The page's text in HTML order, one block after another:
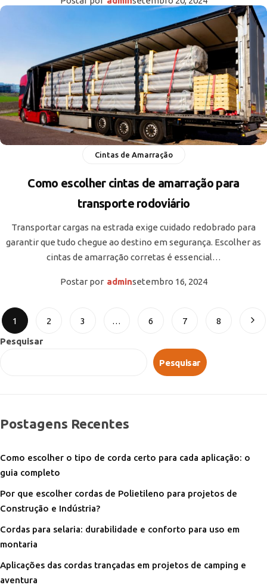
Cintas de Amarração
Como escolher cintas de amarração para
transporte rodoviário
Transportar cargas na estrada exige cuidado redobrado para
garantir que tudo chegue ao destino em segurança. Escolher as
cintas de amarração corretas é essencial…
Postar por adminsetembro 16, 2024
1 2 3 … 6 7 8
Pesquisar
Pesquisar
Postagens Recentes
Como escolher o tipo de corda certo para cada aplicação: o
guia completo
Por que escolher cordas de Polietileno para projetos de
Construção e Indústria?
Cordas para selaria: durabilidade e conforto para uso em
montaria
Aplicações das cordas trançadas em projetos de camping e
aventura